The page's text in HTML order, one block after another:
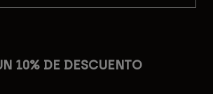
10% DE DESCUENTO